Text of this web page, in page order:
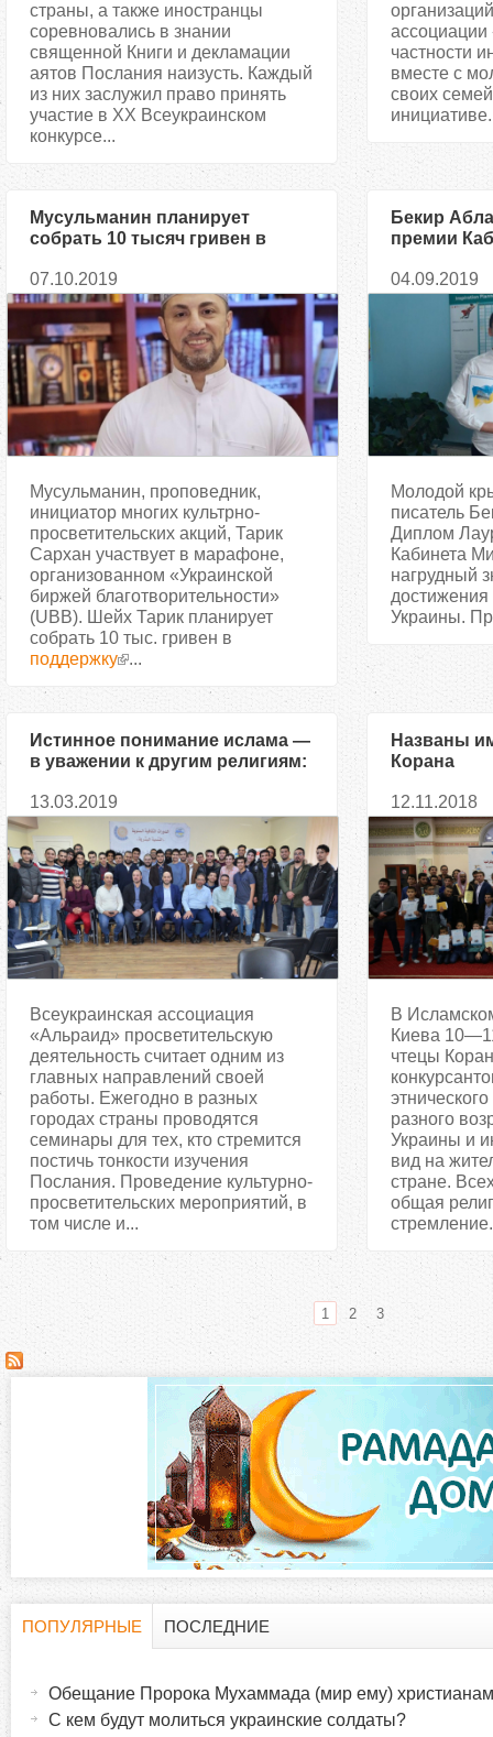
страны, а также иностранцы
соревновались в знании
священной Книги и декламации
аятов Послания наизусть. Каждый
из них заслужил право принять
участие в XX Всеукраинском
конкурсе...
частности
вместе с
своих
Мусульманин планирует
собрать 10 тысяч гривен в
«Качественная медицина в
украинские села»
07.10.2019
Мусульманин, проповедник,
инициатор многих культрно-
просветительских акций, Тарик
Сархан участвует в марафоне,
организованном «Украинской
биржей благотворительности»
(UBB). Шейх Тарик планирует
собрать 10 тыс. гривен в
поддержку
...
Бекир
премии
Украины
04.09.2019
Молодой
писатель
Диплом
Кабинета
нагрудный
Украины.
Истинное понимание ислама —
в уважении к другим религиям:
13.03.2019
Всеукраинская ассоциация
«Альраид» просветительскую
деятельность считает одним из
главных направлений своей
работы. Ежегодно в разных
городах страны проводятся
семинары для тех, кто стремится
постичь тонкости изучения
Послания. Проведение культурно-
просветительских мероприятий, в
том числе и...
Названы
Корана
12.11.2018
В
Киева
чтецы
разного
Украины и
вид на
стране.
общая
С
т
р
н
и
ы
1 2 3
ПОПУЛЯРНЫЕ
ПОСЛЕДНИЕ
Обещание Пророка Мухаммада (мир ему) христианам
С кем будут молиться украинские солдаты?